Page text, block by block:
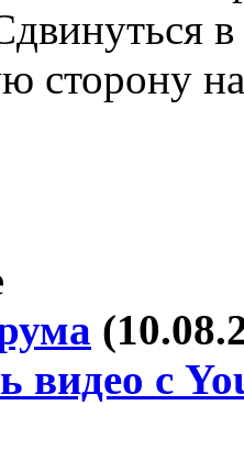
сторону
видео с